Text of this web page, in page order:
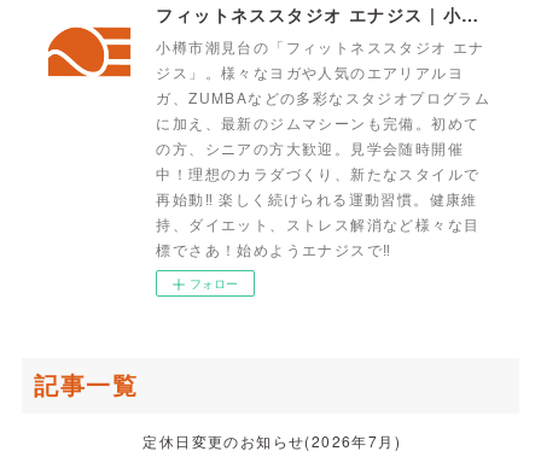
フィットネススタジオ エナジス | 小樽・スポーツクラブ・ENERGYS
小樽市潮見台の「フィットネススタジオ エナ
ジス」。様々なヨガや人気のエアリアルヨ
ガ、ZUMBAなどの多彩なスタジオプログラム
に加え、最新のジムマシーンも完備。初めて
の方、シニアの方大歓迎。見学会随時開催
中！理想のカラダづくり、新たなスタイルで
再始動‼ 楽しく続けられる運動習慣。健康維
持、ダイエット、ストレス解消など様々な目
標でさあ！始めようエナジスで‼
フォロー
記事一覧
定休日変更のお知らせ(2026年7月)